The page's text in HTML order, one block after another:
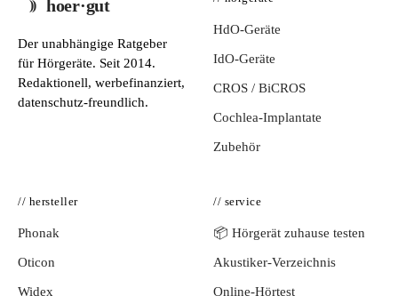
hoer·gut
Der unabhängige Ratgeber
für Hörgeräte. Seit 2014.
Redaktionell, werbefinanziert,
datenschutz-freundlich.
HdO-Geräte
IdO-Geräte
CROS / BiCROS
Cochlea-Implantate
Zubehör
// hersteller
Phonak
Oticon
Widex
// service
📦 Hörgerät zuhause testen
Akustiker-Verzeichnis
Online-Hörtest